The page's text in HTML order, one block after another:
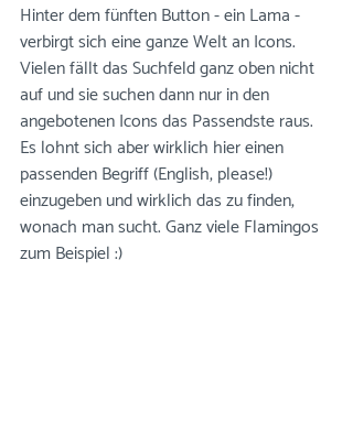
Hinter dem fünften Button - ein Lama -
verbirgt sich eine ganze Welt an Icons.
Vielen fällt das Suchfeld ganz oben nicht
auf und sie suchen dann nur in den
angebotenen Icons das Passendste raus.
Es lohnt sich aber wirklich hier einen
passenden Begriff (English, please!)
einzugeben und wirklich das zu finden,
wonach man sucht. Ganz viele Flamingos
zum Beispiel :)